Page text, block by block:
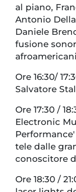
al piano,
Antonio
Daniele
fusione
Ore 16:30/
Salvatore
Ore 17:30 /
Electronic
tele dalle
conoscitore
Ore 18:30 /